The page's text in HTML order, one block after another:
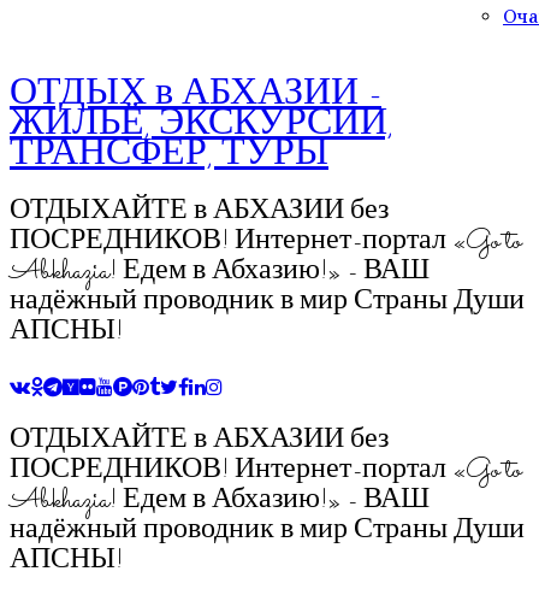
ОТДЫХ в АБХАЗИИ -
ЖИЛЬЁ, ЭКСКУРСИИ,
ТРАНСФЕР, ТУРЫ
ОТДЫХАЙТЕ в АБХАЗИИ без
ПОСРЕДНИКОВ! Интернет-портал «Go to
Abkhazia! Едем в Абхазию!» - ВАШ
надёжный проводник в мир Страны Души
АПСНЫ!
ОТДЫХАЙТЕ в АБХАЗИИ без
ПОСРЕДНИКОВ! Интернет-портал «Go to
Abkhazia! Едем в Абхазию!» - ВАШ
надёжный проводник в мир Страны Души
АПСНЫ!